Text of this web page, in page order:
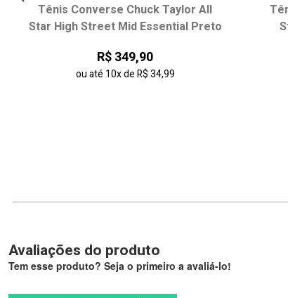
Tênis Converse Chuck Taylor All
Star High Street Mid Essential Preto
R$ 349,90
ou até 10xdeR$ 34,99
Avaliações do produto
Tem esse produto? Seja o primeiro a avaliá-lo!